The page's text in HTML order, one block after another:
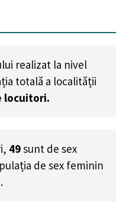
realizat la nivel
totală a localității
locuitori.
49sunt de sex
de sex feminin